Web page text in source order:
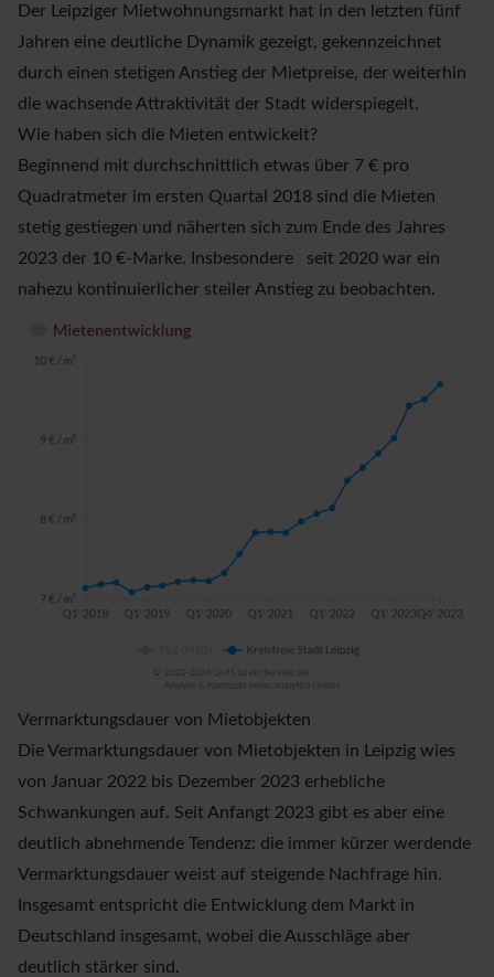
Der Leipziger Mietwohnungsmarkt hat in den letzten fünf
Jahren eine deutliche Dynamik gezeigt, gekennzeichnet
durch einen stetigen Anstieg der Mietpreise, der weiterhin
die wachsende Attraktivität der Stadt widerspiegelt.
Wie haben sich die Mieten entwickelt?
Beginnend mit durchschnittlich etwas über 7 € pro
Quadratmeter im ersten Quartal 2018 sind die Mieten
stetig gestiegen und näherten sich zum Ende des Jahres
2023 der 10 €-Marke. Insbesondere seit 2020 war ein
nahezu kontinuierlicher steiler Anstieg zu beobachten.
Vermarktungsdauer von Mietobjekten
Die Vermarktungsdauer von Mietobjekten in Leipzig wies
von Januar 2022 bis Dezember 2023 erhebliche
Schwankungen auf. Seit Anfangt 2023 gibt es aber eine
deutlich abnehmende Tendenz: die immer kürzer werdende
Vermarktungsdauer weist auf steigende Nachfrage hin.
Insgesamt entspricht die Entwicklung dem Markt in
Deutschland insgesamt, wobei die Ausschläge aber
deutlich stärker sind.